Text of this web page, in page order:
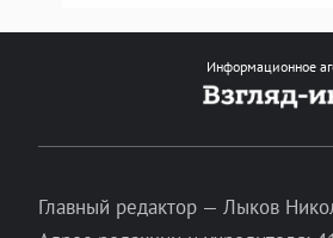
Информационное
Главный редактор — Лыков